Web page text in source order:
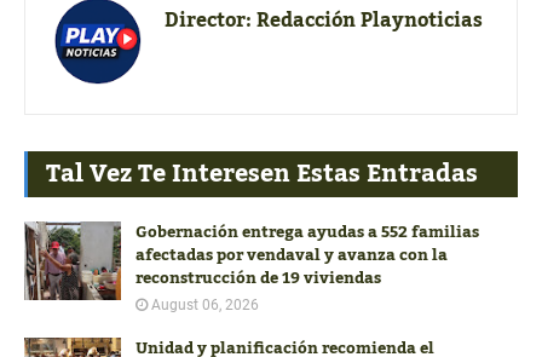
Director:Redacción Playnoticias
Tal Vez Te Interesen Estas Entradas
Gobernación entrega ayudas a 552 familias
afectadas por vendaval y avanza con la
reconstrucción de 19 viviendas
August 06, 2026
Unidad y planificación recomienda el